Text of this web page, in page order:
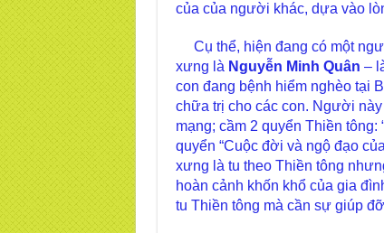
của của người khác, dựa vào
Cụ thể, hiện đang có một
xưng là Nguyễn Minh Quân –
con đang bệnh hiểm nghèo tại
chữa trị cho các con. Người
mạng; cầm 2 quyển Thiền
quyển “Cuộc đời và ngộ đạo
xưng là tu theo Thiền tông
hoàn cảnh khốn khổ của gia
tu Thiền tông mà cần sự giúp